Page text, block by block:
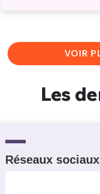
VOIR
Les
Réseaux